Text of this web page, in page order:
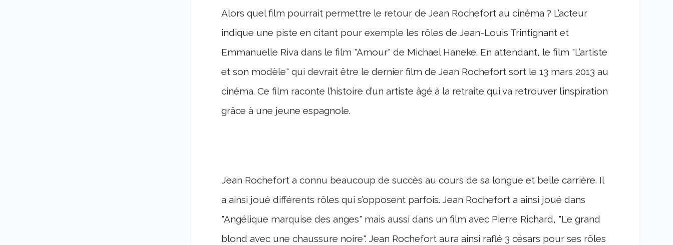
Alors quel film pourrait permettre le retour de Jean Rochefort au cinéma ? L’acteur
indique une piste en citant pour exemple les rôles de Jean-Louis Trintignant et
Emmanuelle Riva dans le film "Amour" de Michael Haneke. En attendant, le film "L’artiste
et son modèle" qui devrait être le dernier film de Jean Rochefort sort le 13 mars 2013 au
cinéma. Ce film raconte l’histoire d’un artiste âgé à la retraite qui va retrouver l’inspiration
grâce à une jeune espagnole.
Jean Rochefort a connu beaucoup de succès au cours de sa longue et belle carrière. Il
a ainsi joué différents rôles qui s’opposent parfois. Jean Rochefort a ainsi joué dans
"Angélique marquise des anges" mais aussi dans un film avec Pierre Richard, "Le grand
blond avec une chaussure noire". Jean Rochefort aura ainsi raflé 3 césars pour ses rôles